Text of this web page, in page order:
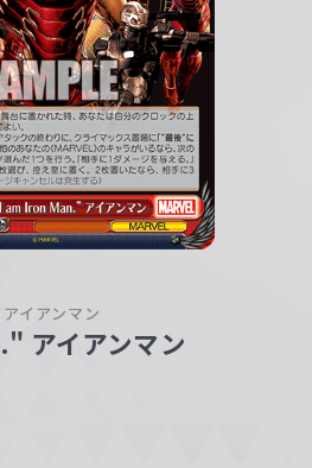
イアンマン
アイアンマン